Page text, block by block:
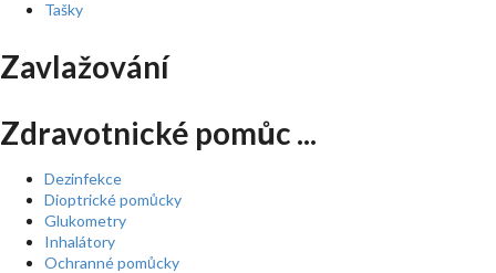
Tašky
Zavlažování
Zdravotnické pomůc ...
Dezinfekce
Dioptrické pomůcky
Glukometry
Inhalátory
Ochranné pomůcky